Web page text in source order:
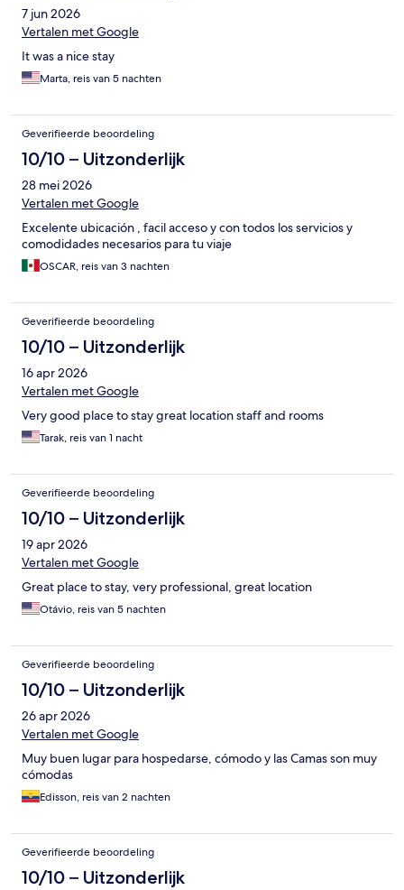
7 jun 2026
Vertalen met Google
It was a nice stay
Marta, reis van 5 nachten
Geverifieerde beoordeling
10/10 – Uitzonderlijk
28 mei 2026
Vertalen met Google
Excelente ubicación , facil acceso y con todos los servicios y
comodidades necesarios para tu viaje
OSCAR, reis van 3 nachten
Geverifieerde beoordeling
10/10 – Uitzonderlijk
16 apr 2026
Vertalen met Google
Very good place to stay great location staff and rooms
Tarak, reis van 1 nacht
Geverifieerde beoordeling
10/10 – Uitzonderlijk
19 apr 2026
Vertalen met Google
Great place to stay, very professional, great location
Otávio, reis van 5 nachten
Geverifieerde beoordeling
10/10 – Uitzonderlijk
26 apr 2026
Vertalen met Google
Muy buen lugar para hospedarse, cómodo y las Camas son muy
cómodas
Edisson, reis van 2 nachten
Geverifieerde beoordeling
10/10 – Uitzonderlijk